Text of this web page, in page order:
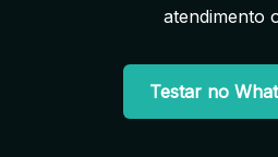
atendimento
Testar no